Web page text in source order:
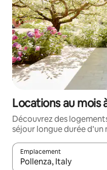
Locations au mois
Découvrez des
séjour longue durée d’un
Emplacement
Quand les résultats sont